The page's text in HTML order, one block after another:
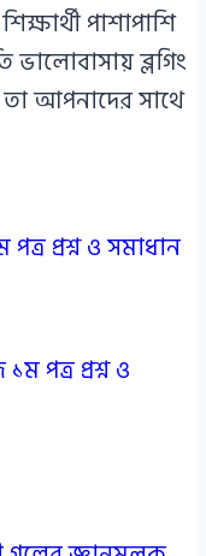
পাশাপাশি
ভালোবাসায় ব্লগিং
আপনাদের সাথে
প্রশ্ন ও সমাধান
পত্র প্রশ্ন ও